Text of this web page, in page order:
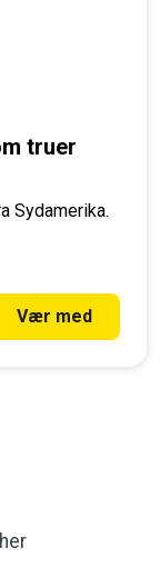
truer
Sydamerika.
Vær med